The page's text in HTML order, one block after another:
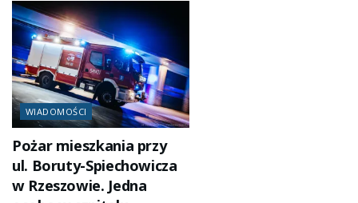
WIADOMOŚCI
Pożar mieszkania przy
ul. Boruty-Spiechowicza
w Rzeszowie. Jedna